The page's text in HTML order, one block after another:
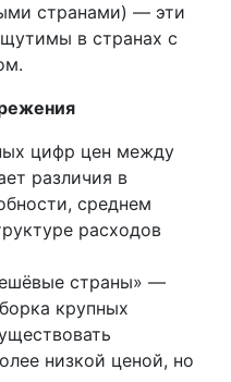
странами) — эти
в странах с
цифр цен между
различия в
среднем
расходов
страны» —
крупных
низкой ценой, но